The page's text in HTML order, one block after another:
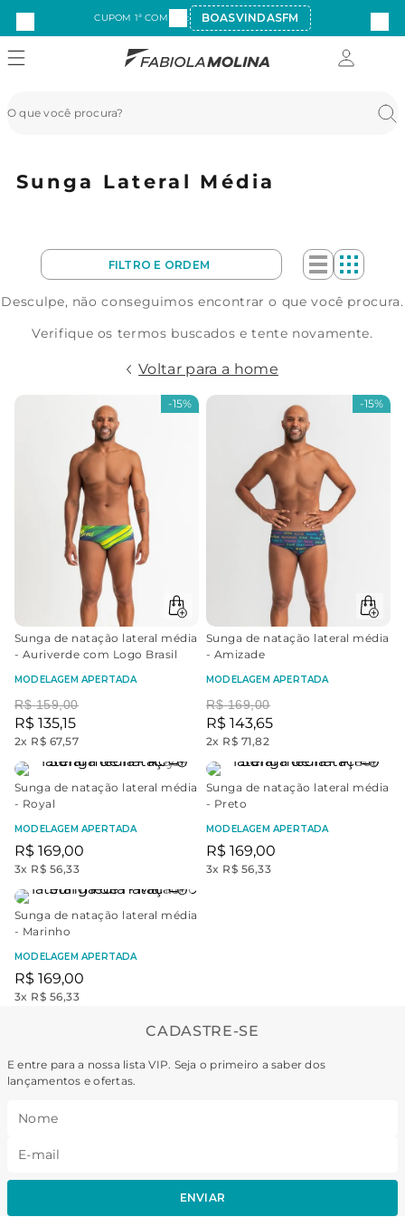
CUPOM 1ª COMPRA: BOASVINDASFM
Sunga Lateral Média
Desculpe, não conseguimos encontrar o que você procura.
Verifique os termos buscados e tente novamente.
Voltar para a home
-15%
Sunga de natação lateral média
- Auriverde com Logo Brasil
MODELAGEM APERTADA
R$ 159,00
R$ 135,15
2x R$ 67,57
-15%
Sunga de natação lateral média
- Amizade
MODELAGEM APERTADA
R$ 169,00
R$ 143,65
2x R$ 71,82
Sunga de natação lateral média
- Royal
MODELAGEM APERTADA
R$ 169,00
3x R$ 56,33
Sunga de natação lateral média
- Preto
MODELAGEM APERTADA
R$ 169,00
3x R$ 56,33
Sunga de natação lateral média
- Marinho
MODELAGEM APERTADA
R$ 169,00
3x R$ 56,33
CADASTRE-SE
E entre para a nossa lista VIP. Seja o primeiro a saber dos
lançamentos e ofertas.
ENVIAR